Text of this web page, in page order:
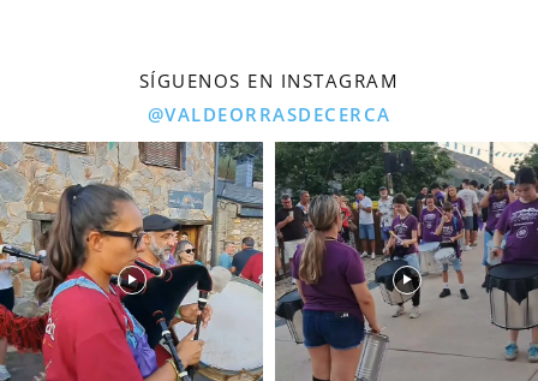
SÍGUENOS EN INSTAGRAM
@VALDEORRASDECERCA